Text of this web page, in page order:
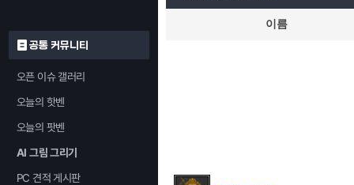
공통 커뮤니티
오픈 이슈 갤러리
오늘의 핫벤
오늘의 팟벤
AI 그림 그리기
PC 견적 게시판
이름